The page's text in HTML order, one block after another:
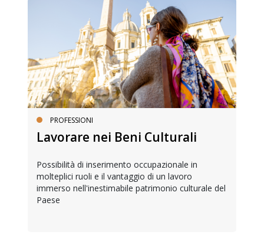
PROFESSIONI
Lavorare nei Beni Culturali
Possibilità di inserimento occupazionale in
molteplici ruoli e il vantaggio di un lavoro
immerso nell'inestimabile patrimonio culturale del
Paese